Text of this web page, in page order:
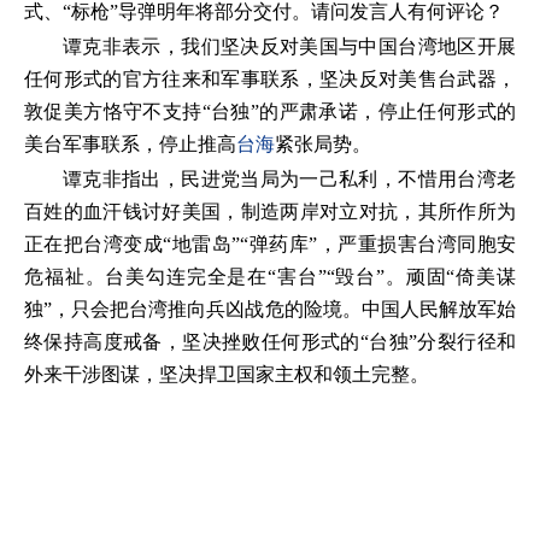
式、“标枪”导弹明年将部分交付。请问发言人有何评论？
谭克非表示，我们坚决反对美国与中国台湾地区开展
任何形式的官方往来和军事联系，坚决反对美售台武器，
敦促美方恪守不支持“台独”的严肃承诺，停止任何形式的
美台军事联系，停止推高台海紧张局势。
谭克非指出，民进党当局为一己私利，不惜用台湾老
百姓的血汗钱讨好美国，制造两岸对立对抗，其所作所为
正在把台湾变成“地雷岛”“弹药库”，严重损害台湾同胞安
危福祉。台美勾连完全是在“害台”“毁台”。顽固“倚美谋
独”，只会把台湾推向兵凶战危的险境。中国人民解放军始
终保持高度戒备，坚决挫败任何形式的“台独”分裂行径和
外来干涉图谋，坚决捍卫国家主权和领土完整。